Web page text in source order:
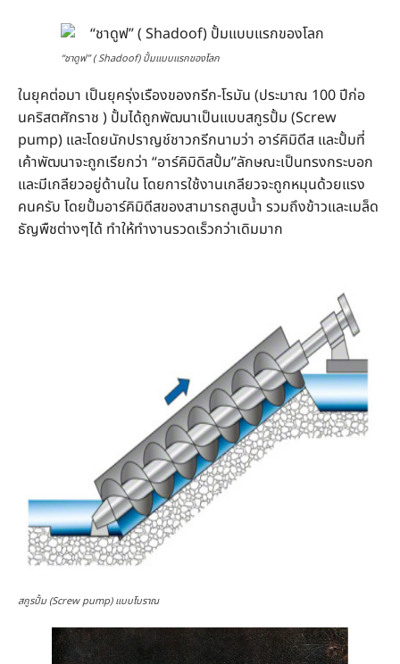
“ชาดูฟ” ( Shadoof) ปั้มแบบแรกของโลก
ในยุคต่อมา เป็นยุครุ่งเรืองของกรีก-โรมัน (ประมาณ 100 ปีก่อ
นคริสตศักราช ) ปั้มได้ถูกพัฒนาเป็นแบบสกูรปั้ม (Screw
pump) และโดยนักปราญช์ชาวกรีกนามว่า อาร์คิมิดีส และปั้มที่
เค้าพัฒนาจะถูกเรียกว่า “อาร์คิมิดิสปั้ม”ลักษณะเป็นทรงกระบอก
และมีเกลียวอยู่ด้านใน โดยการใช้งานเกลียวจะถูกหมุนด้วยแรง
คนครับ โดยปั้มอาร์คิมิดีสของสามารถสูบน้ำ รวมถึงข้าวและเมล็ด
ธัญพืชต่างๆได้ ทำให้ทำงานรวดเร็วกว่าเดิมมาก
สกูรปั้ม (Screw pump) แบบโบราณ